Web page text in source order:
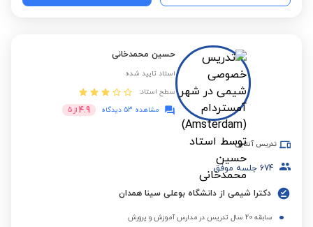
حسین محمدخانی
استاد تایید شده
سطح استاد:
مشاهده 53 دیدگاه
4.9 از 5
تدریس آنلاین
674 جلسه موفق
دکترا شیمی از دانشگاه بوعلی سینا همدان
سابقه 20 سال تدریس در مدارس آموزش و پرورش